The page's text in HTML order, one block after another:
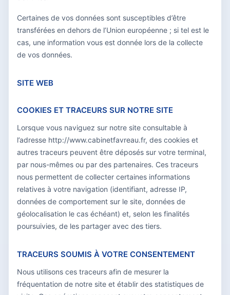
Certaines de vos données sont susceptibles d’être
transférées en dehors de l’Union européenne ; si tel est le
cas, une information vous est donnée lors de la collecte
de vos données.
SITE WEB
COOKIES ET TRACEURS SUR NOTRE SITE
Lorsque vous naviguez sur notre site consultable à
l’adresse http://www.cabinetfavreau.fr, des cookies et
autres traceurs peuvent être déposés sur votre terminal,
par nous-mêmes ou par des partenaires. Ces traceurs
nous permettent de collecter certaines informations
relatives à votre navigation (identifiant, adresse IP,
données de comportement sur le site, données de
géolocalisation le cas échéant) et, selon les finalités
poursuivies, de les partager avec des tiers.
TRACEURS SOUMIS À VOTRE CONSENTEMENT
Nous utilisons ces traceurs afin de mesurer la
fréquentation de notre site et établir des statistiques de